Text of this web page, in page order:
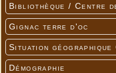
Bibliothèque / Centre
Gignac terre d'oc
Situation
Démographie